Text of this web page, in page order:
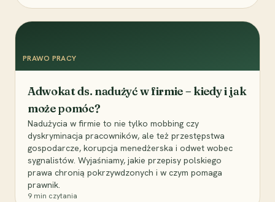
PRAWO PRACY
Adwokat ds. nadużyć w firmie – kiedy i jak
może pomóc?
Nadużycia w firmie to nie tylko mobbing czy
dyskryminacja pracowników, ale też przestępstwa
gospodarcze, korupcja menedżerska i odwet wobec
sygnalistów. Wyjaśniamy, jakie przepisy polskiego
prawa chronią pokrzywdzonych i w czym pomaga
prawnik.
9 min czytania